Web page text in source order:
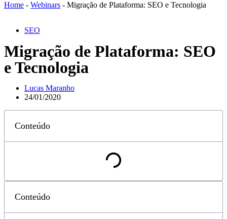
Home - Webinars - Migração de Plataforma: SEO e Tecnologia
SEO
Migração de Plataforma: SEO
e Tecnologia
Lucas Maranho
24/01/2020
Conteúdo
Conteúdo